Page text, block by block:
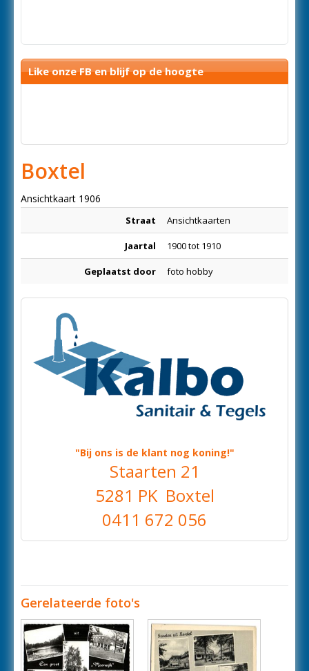
Like onze FB en blijf op de hoogte
Boxtel
Ansichtkaart 1906
Straat Ansichtkaarten
Jaartal 1900 tot 1910
Geplaatst door foto hobby
"Bij ons is de klant nog koning!"
Staarten 21
5281 PK Boxtel
0411 672 056
Gerelateerde foto's